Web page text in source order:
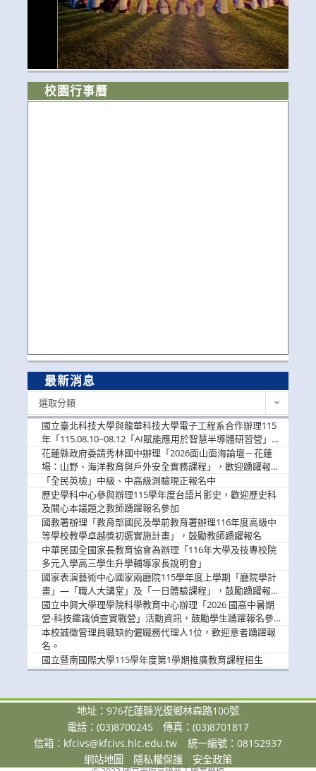
校園行事曆
最新消息
選取分類
國立臺北科技大學與龍華科技大學電子工程系合作辦理115
年「115.08.10~08.12「AI賦能應用於智慧半導體研習營」，
歡迎學生踴躍報名參加
花蓮縣政府委請秀林國中辦理「2026面山面海論壇－花蓮
場：山野、海洋教育與戶外安全實務課程」，歡迎踴躍報名
參加
「全民英檢」中級、中高級測驗現正報名中
歷史學科中心參與辦理115學年度台語片影史，歡迎歷史科
及關心本議題之教師踴躍報名參加
國教署辦理「教育部國民及學前教育署辦理116年度高級中
等學校教學卓越獎初選實施計畫」，鼓勵教師踴躍報名
中華民國全國家長教育協會為辦理「116年大學及技專校院
多元入學高三學生升學輔導家長說明會」
國家表演藝術中心國家兩廳院115學年度上學期「廳院學計
畫」—「職人大講堂」及「一日體驗課程」，鼓勵踴躍報名
參與。
國立中興大學理學院科學教育中心辦理「2026 國高中暑期
營-科技鑑識偵查實戰營」活動資訊，鼓勵學生踴躍報名參
加。
本校誠徵管理員職缺約僱職務代理人1位，歡迎意者踴躍報
名。
國立暨南國際大學115學年度第1學期推廣教育課程招生
地址：976花蓮縣光復鄉林森路100號
電話：(03)8700245
傳真：(03)8701817
信箱： kfcivs@kfcivs.hlc.edu.tw
統一編號：08152937
網站地圖
隱私權保護 安全政策